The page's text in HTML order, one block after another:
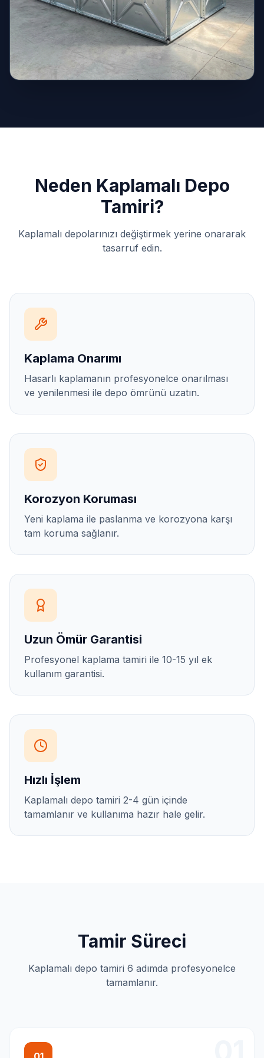
Neden Kaplamalı Depo
Tamiri?
Kaplamalı depolarınızı değiştirmek yerine onararak
tasarruf edin.
Kaplama Onarımı
Hasarlı kaplamanın profesyonelce onarılması
ve yenilenmesi ile depo ömrünü uzatın.
Korozyon Koruması
Yeni kaplama ile paslanma ve korozyona karşı
tam koruma sağlanır.
Uzun Ömür Garantisi
Profesyonel kaplama tamiri ile 10-15 yıl ek
kullanım garantisi.
Hızlı İşlem
Kaplamalı depo tamiri 2-4 gün içinde
tamamlanır ve kullanıma hazır hale gelir.
Tamir Süreci
Kaplamalı depo tamiri 6 adımda profesyonelce
tamamlanır.